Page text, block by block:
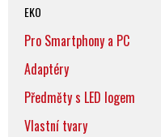
EKO
Pro Smartphony a PC
Adaptéry
Předměty s LED logem
Vlastní tvary